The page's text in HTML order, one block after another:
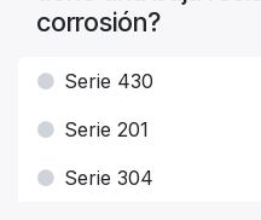
corrosión?
Serie 430
Serie 201
Serie 304